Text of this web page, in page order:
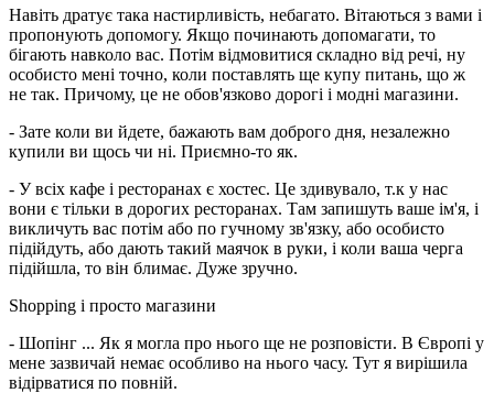
Навіть дратує така настирливість, небагато. Вітаються з вами і
пропонують допомогу. Якщо починають допомагати, то
бігають навколо вас. Потім відмовитися складно від речі, ну
особисто мені точно, коли поставлять ще купу питань, що ж
не так. Причому, це не обов'язково дорогі і модні магазини.
- Зате коли ви йдете, бажають вам доброго дня, незалежно
купили ви щось чи ні. Приємно-то як.
- У всіх кафе і ресторанах є хостес. Це здивувало, т.к у нас
вони є тільки в дорогих ресторанах. Там запишуть ваше ім'я, і
викличуть вас потім або по гучному зв'язку, або особисто
підійдуть, або дають такий маячок в руки, і коли ваша черга
підійшла, то він блимає. Дуже зручно.
Shopping і просто магазини
- Шопінг ... Як я могла про нього ще не розповісти. В Європі у
мене зазвичай немає особливо на нього часу. Тут я вирішила
відірватися по повній.